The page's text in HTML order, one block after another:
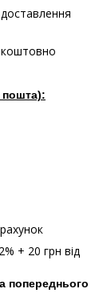
пошта):
+ 20 грн від
попереднього